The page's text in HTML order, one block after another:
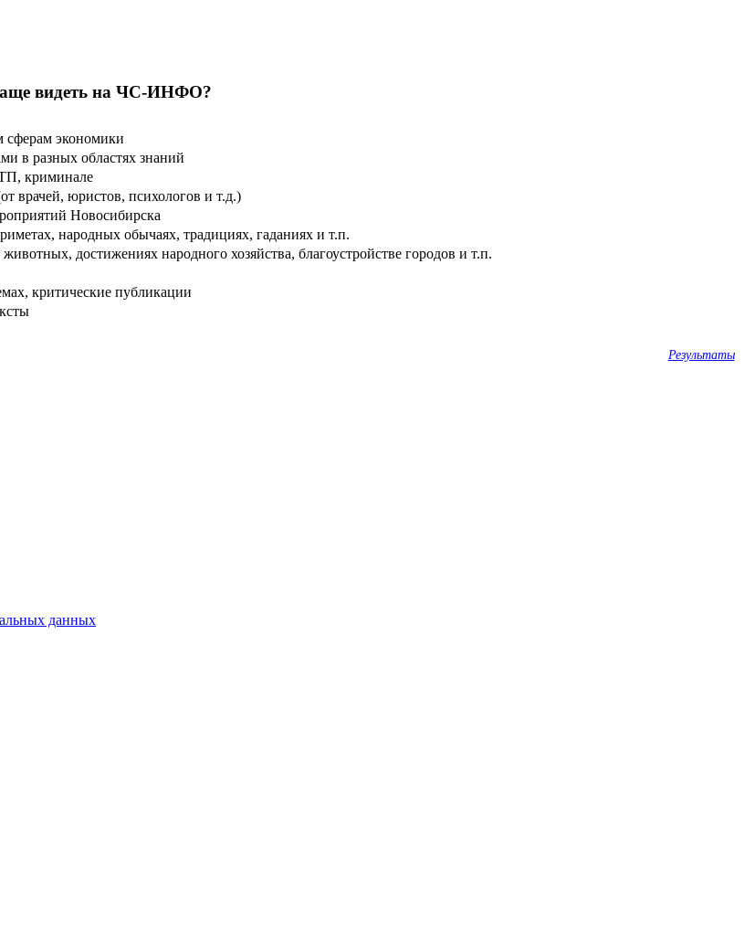
видеть на ЧС-ИНФО?
сферам экономики
в разных областях знаний
криминале
врачей, юристов, психологов и т.д.)
Новосибирска
народных обычаях, традициях, гаданиях и т.п.
достижениях народного хозяйства, благоустройстве городов и т.п.
критические публикации
Результаты
данных